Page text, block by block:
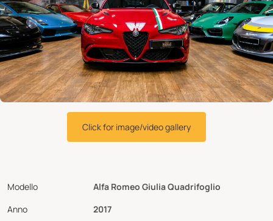
Modello
Alfa Romeo Giulia Quadrifoglio
Anno
2017
Click for image/video gallery